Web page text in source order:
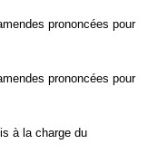
prononcées pour
prononcées pour
à la charge du